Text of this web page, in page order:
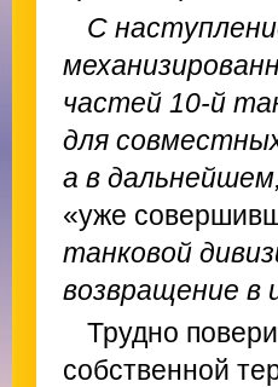
С
частей 10-й
для
а в
«уже
танковой
возвращение в
Трудно
собственной